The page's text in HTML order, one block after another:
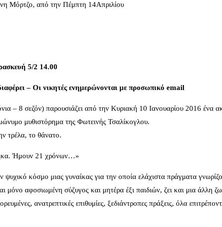
Μόρτζο, από την Πέμπτη 14Απριλίου
5/2 14.00
– Οι νικητές ενημερώνονται με προσωπικό email
– 8 σεζόν) παρουσιάζει από την Κυριακή 10 Ιανουαρίου 2016 ένα
μυθιστόρημα της Φωτεινής Τσαλίκογλου.
τρέλα, το θάνατο.
Ήμουν 21 χρόνων…»
κόσμο μιας γυναίκας για την οποία ελάχιστα πράγματα
αφοσιωμένη σύζυγος και μητέρα έξι παιδιών, ζει και μια άλλη
ανατρεπτικές επιθυμίες, ξεδιάντροπες πράξεις, όλα